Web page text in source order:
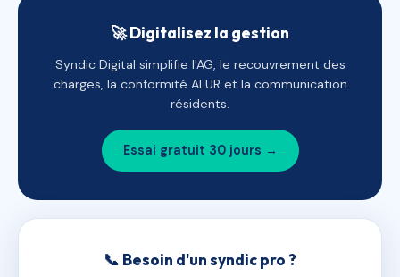
🚀 Digitalisez la gestion
Syndic Digital simplifie l'AG, le recouvrement des
charges, la conformité ALUR et la communication
résidents.
Essai gratuit 30 jours →
📞 Besoin d'un syndic pro ?